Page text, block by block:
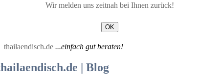
Wir melden uns zeitnah bei Ihnen zurück!
OK
thailaendisch.de ...einfach gut beraten!
| Blog